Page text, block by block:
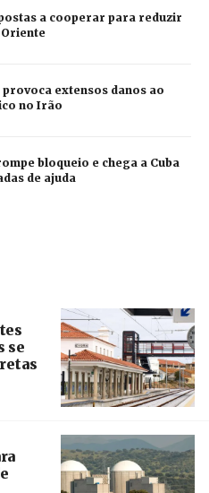
a cooperar para reduzir
extensos danos ao
no Irão
bloqueio e chega a Cuba
de ajuda
se